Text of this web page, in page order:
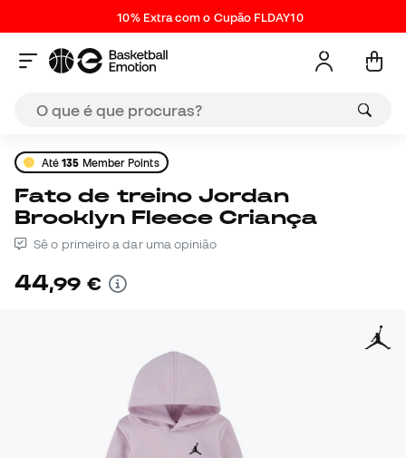
10% Extra com o Cupão FLDAY10
Até135 Member Points
Fato de treino Jordan
Brooklyn Fleece Criança
Sê o primeiro a dar uma opinião
44,99 €